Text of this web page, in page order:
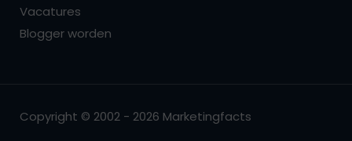
Vacatures
Blogger worden
Copyright © 2002 - 2026 Marketingfacts